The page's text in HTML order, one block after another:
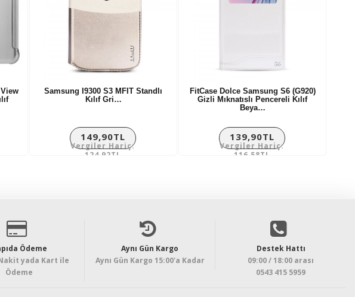
Samsung I9300 S3 MFIT Standlı
Kılıf Gri…
149,90TL
Vergiler Hariç:
124,92TL
FitCase Dolce Samsung S6 (G920)
Gizli Mıknatıslı Pencereli Kılıf
Beya…
139,90TL
Vergiler Hariç:
116,58TL
Ödeme
yada Kart ile
Ödeme
Aynı Gün Kargo
Aynı Gün Kargo 15:00'a Kadar
Destek Hattı
09:00 / 18:00 arası
0543 415 5959